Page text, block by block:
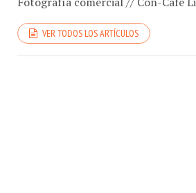
VER TODOS LOS ARTÍCULOS